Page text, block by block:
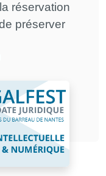
réservation
préserver